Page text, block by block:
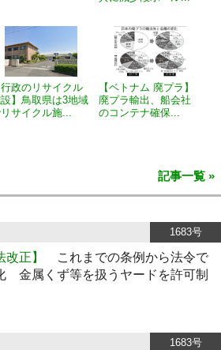
行政のリサイクル
】鳥取県は3地域
サイクル施...
【ベトナム 廃プラ】
廃プラ輸出、船会社
のコンテナ確保...
記事一覧 »
1683号
改正】
これまでの条例から法令で
金属くず等を扱うヤードを許可制
1683号